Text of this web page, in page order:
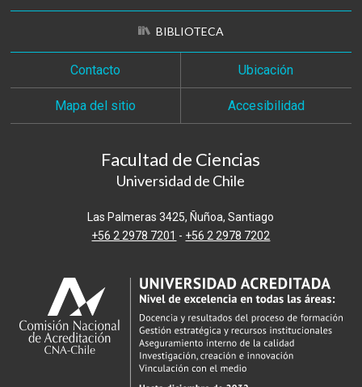
BIBLIOTECA
Contacto Ubicación
Mapa del sitio Accesibilidad
Facultad de Ciencias
Universidad de Chile
Las Palmeras 3425, Ñuñoa, Santiago
+56 2 2978 7201 - +56 2 2978 7202